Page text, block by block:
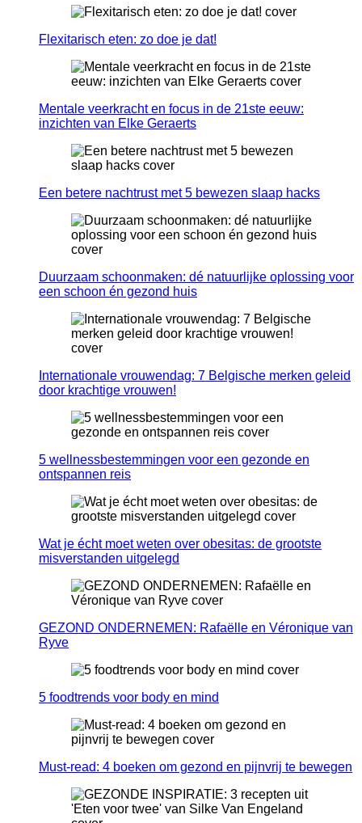
Flexitarisch eten: zo doe je dat!
Mentale veerkracht en focus in de 21ste eeuw:
inzichten van Elke Geraerts
Een betere nachtrust met 5 bewezen slaap hacks
Duurzaam schoonmaken: dé natuurlijke oplossing voor
een schoon én gezond huis
Internationale vrouwendag: 7 Belgische merken geleid
door krachtige vrouwen!
5 wellnessbestemmingen voor een gezonde en
ontspannen reis
Wat je écht moet weten over obesitas: de grootste
misverstanden uitgelegd
GEZOND ONDERNEMEN: Rafaëlle en Véronique van
Ryve
5 foodtrends voor body en mind
Must-read: 4 boeken om gezond en pijnvrij te bewegen